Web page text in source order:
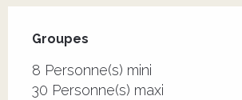
Groupes
Groupes
8 Personne(s) mini
30 Personne(s) maxi